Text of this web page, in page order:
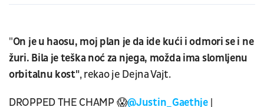
"On je u haosu, moj plan je da ide kući i odmori se i ne
žuri. Bila je teška noć za njega, možda ima slomljenu
orbitalnu kost", rekao je Dejna Vajt.
DROPPED THE CHAMP 😱@Justin_Gaethje|